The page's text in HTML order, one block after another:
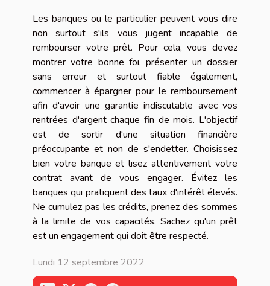
Les banques ou le particulier peuvent vous dire
non surtout s'ils vous jugent incapable de
rembourser votre prêt. Pour cela, vous devez
montrer votre bonne foi, présenter un dossier
sans erreur et surtout fiable également,
commencer à épargner pour le remboursement
afin d'avoir une garantie indiscutable avec vos
rentrées d'argent chaque fin de mois. L'objectif
est de sortir d'une situation financière
préoccupante et non de s'endetter. Choisissez
bien votre banque et lisez attentivement votre
contrat avant de vous engager. Évitez les
banques qui pratiquent des taux d'intérêt élevés.
Ne cumulez pas les crédits, prenez des sommes
à la limite de vos capacités. Sachez qu'un prêt
est un engagement qui doit être respecté.
Lundi 12 septembre 2022